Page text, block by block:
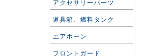
アクセサリーパーツ
道具箱、燃料タンク
エアホーン
フロントガード